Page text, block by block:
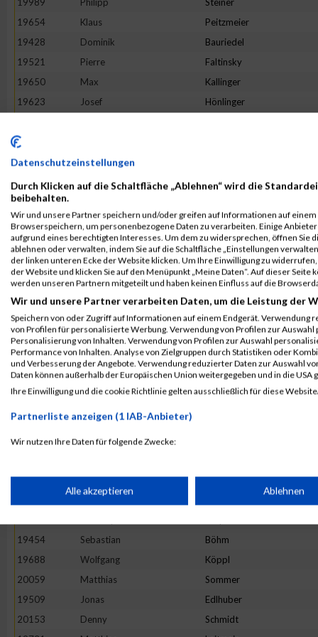
19654
Klaus Peitzmeier
19428
Dominik Bauriedel
19521
Pierre Faltinsky
19650
Max Kallinger
19623
Josef Hönlinger
19513
19660
Adrian
19467
Oliver Brutschy
19479
19794
Dino Morelli
19526
Michael Fink
19544
Klaus Gasteiger
20084
Marco Zielske
19642
Michael Jaumann
19868
Dirk Riedel
19857
Oliver-Kersten Raab
19626
Roland Hösl
19463
Christoph Breitner
19621
Volker
19581
Uwe
20138
Florian Nöther
Christian
19454
Sebastian Böhm
19688
Wolfgang Köppl
20059
Matthias Sommer
19509
Jonas Edlhuber
20153
Denny Schmidt
Datenschutzeinstellungen
Durch Klicken auf die Schaltfläche „Ablehnen“ wird die
beibehalten.
Wir und unsere Partner speichern und/oder greifen auf Informationen auf einem
Browserspeichern, um personenbezogene Daten zu verarbeiten. Einige
aufgrund eines berechtigten Interesses. Um dem zu widersprechen, öffnen Sie
ablehnen oder verwalten, indem Sie auf die Schaltfläche „Einstellungen
der linken unteren Ecke der Website klicken. Um Ihre Einwilligung zu
der Website und klicken Sie auf den Menüpunkt „Meine Daten“. Auf dieser
werden unseren Partnern mitgeteilt und haben keinen Einfluss auf die
Wir und unsere Partner verarbeiten Daten, um die Leistung der
Speichern von oder Zugriff auf Informationen auf einem Endgerät. Verwendung
von Profilen für personalisierte Werbung. Verwendung von Profilen zur
Personalisierung von Inhalten. Verwendung von Profilen zur Auswahl
Performance von Inhalten. Analyse von Zielgruppen durch Statistiken oder
und Verbesserung der Angebote. Verwendung reduzierter Daten zur Auswahl
Daten können außerhalb der Europäischen Union weitergegeben und in die USA
Ihre Einwilligung und die cookie Richtlinie gelten ausschließlich für diese
Partnerliste anzeigen (1 IAB-Anbieter)
Wir nutzen Ihre Daten für folgende Zwecke:
Speichern von oder Zugriff auf Informationen auf einem
Erstellung von Profilen für personalisierte Werbung
Verwendung von Profilen zur Auswahl personalisierter Werbung
Alle akzeptieren Ablehnen